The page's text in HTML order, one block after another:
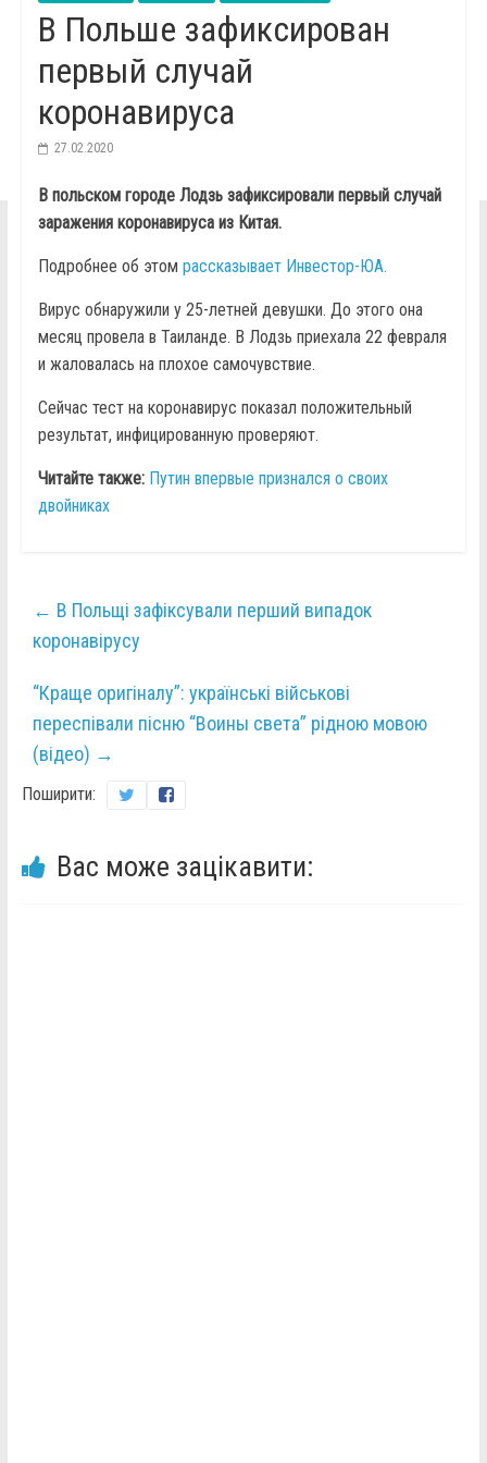
В Польше зафиксирован
первый случай
коронавируса
27.02.2020
В польском городе Лодзь зафиксировали первый случай
заражения коронавируса из Китая.
Подробнее об этом рассказывает Инвестор-ЮА.
Вирус обнаружили у 25-летней девушки. До этого она
месяц провела в Таиланде. В Лодзь приехала 22 февраля
и жаловалась на плохое самочувствие.
Сейчас тест на коронавирус показал положительный
результат, инфицированную проверяют.
Читайте также: Путин впервые признался о своих
двойниках
← В Польщі зафіксували перший випадок
коронавірусу
“Краще оригіналу”: українські військові
переспівали пісню “Воины света” рідною мовою
(відео) →
Поширити:
Вас може зацікавити: